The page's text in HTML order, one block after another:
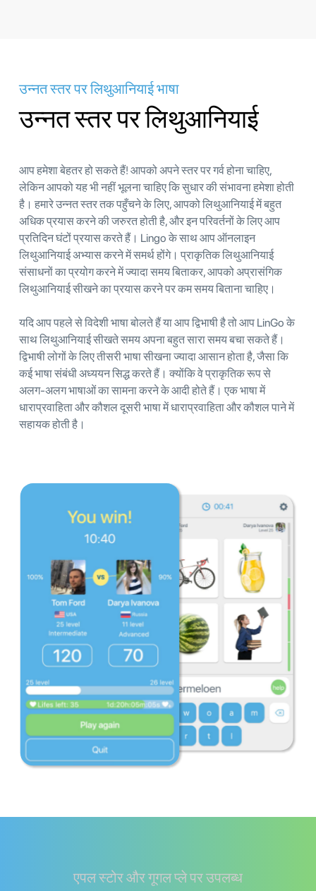
उन्नत स्तर पर लिथुआनियाई भाषा
उन्नत स्तर पर लिथुआनियाई
आप हमेशा बेहतर हो सकते हैं! आपको अपने स्तर पर गर्व होना चाहिए,
लेकिन आपको यह भी नहीं भूलना चाहिए कि सुधार की संभावना हमेशा होती
है। हमारे उन्नत स्तर तक पहुँचने के लिए, आपको लिथुआनियाई में बहुत
अधिक प्रयास करने की जरुरत होती है, और इन परिवर्तनों के लिए आप
प्रतिदिन घंटों प्रयास करते हैं। Lingo के साथ आप ऑनलाइन
लिथुआनियाई अभ्यास करने में समर्थ होंगे। प्राकृतिक लिथुआनियाई
संसाधनों का प्रयोग करने में ज्यादा समय बिताकर, आपको अप्रासंगिक
लिथुआनियाई सीखने का प्रयास करने पर कम समय बिताना चाहिए।
यदि आप पहले से विदेशी भाषा बोलते हैं या आप द्विभाषी है तो आप LinGo के
साथ लिथुआनियाई सीखते समय अपना बहुत सारा समय बचा सकते हैं।
द्विभाषी लोगों के लिए तीसरी भाषा सीखना ज्यादा आसान होता है, जैसा कि
कई भाषा संबंधी अध्ययन सिद्ध करते हैं। क्योंकि वे प्राकृतिक रूप से
अलग-अलग भाषाओं का सामना करने के आदी होते हैं। एक भाषा में
धाराप्रवाहिता और कौशल दूसरी भाषा में धाराप्रवाहिता और कौशल पाने में
सहायक होती है।
एपल स्टोर और गूगल प्ले पर उपलब्ध